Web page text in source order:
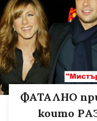
ФАТАЛНО
които